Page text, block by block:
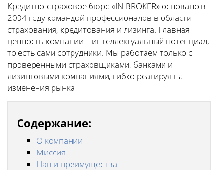
Кредитно-страховое бюро «IN-BROKER» основано в
2004 году командой профессионалов в области
страхования, кредитования и лизинга. Главная
ценность компании – интеллектуальный потенциал,
то есть сами сотрудники. Мы работаем только с
проверенными страховщиками, банками и
лизинговыми компаниями, гибко реагируя на
изменения рынка
Содержание:
О компании
Миссия
Наши преимущества